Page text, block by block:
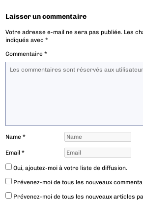
Laisser un commentaire
Votre adresse e-mail ne sera pas publiée. Les
indiqués avec*
Commentaire*
Name*
Email*
Oui, ajoutez-moi à votre liste de diffusion.
Prévenez-moi de tous les nouveaux
Prévenez-moi de tous les nouveaux articles